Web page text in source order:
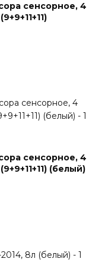
сенсорное, 4
сенсорное, 4
(белый)